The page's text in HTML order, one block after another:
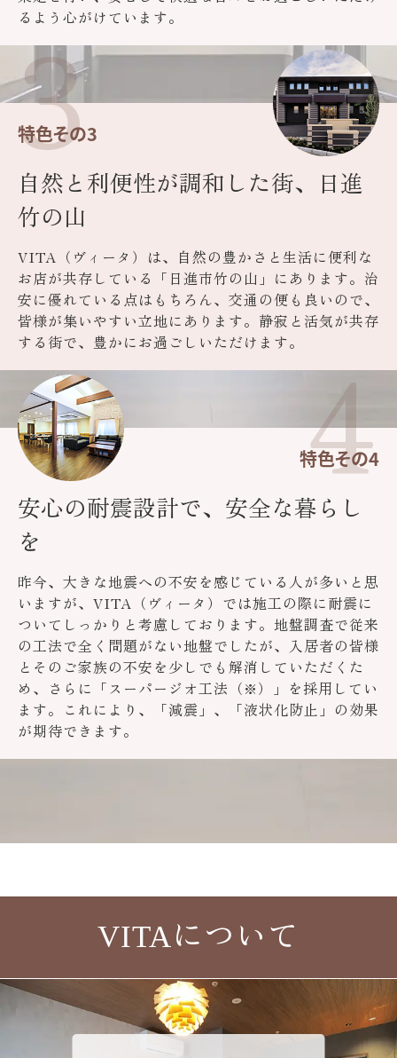
るよう心がけています。
3
特色その3
自然と利便性が調和した街、日進
竹の山
VITA（ヴィータ）は、自然の豊かさと生活に便利な
お店が共存している「日進市竹の山」にあります。治
安に優れている点はもちろん、交通の便も良いので、
皆様が集いやすい立地にあります。静寂と活気が共存
する街で、豊かにお過ごしいただけます。 4
特色その4
安心の耐震設計で、安全な暮らし
を
昨今、大きな地震への不安を感じている人が多いと思
いますが、VITA（ヴィータ）では施工の際に耐震に
ついてしっかりと考慮しております。地盤調査で従来
の工法で全く問題がない地盤でしたが、入居者の皆様
とそのご家族の不安を少しでも解消していただくた
め、さらに「スーパージオ工法（※）」を採用してい
ます。これにより、「減震」、「液状化防止」の効果
が期待できます。
VITAについて